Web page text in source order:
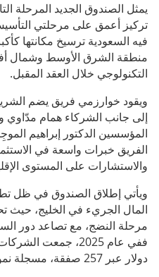
يمثل الصندوق الجديد المرحلة
فيه السعودية ترسيخ مكانتها
منطقة الشرق الأوسط وشمال
التكنولوجي خلال العقد المقبل.
ويقود خوارزمي فريق يضم
إلى جانب الشركاء همام مدّاوي
المؤسسين الدكتور إبراهيم
الفريق خبرات واسعة في
والاستشارات على المستوى
ويأتي إطلاق الصندوق في ظل
المال الجريء في الخليج، حيث
مرحلة النضج، مع تصاعد دور
دولار عبر 257 صفقة، مسجلة نمواً سنوياً بنسبة 145%.